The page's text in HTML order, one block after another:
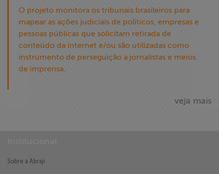
O projeto monitora os tribunais brasileiros para
mapear as ações judiciais de políticos, empresas e
pessoas públicas que solicitam retirada de
conteúdo da internet e/ou são utilizadas como
instrumento de perseguição a jornalistas e meios
de imprensa.
veja mais
Sobre a Abraji